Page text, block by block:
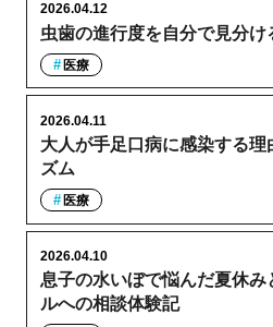
虫歯の進行度を自分で見分け
2026.04.12
医療
大人が手足口病に感染する理
ズム
2026.04.11
医療
息子の水いぼで悩んだ夏休
ルへの相談体験記
2026.04.10